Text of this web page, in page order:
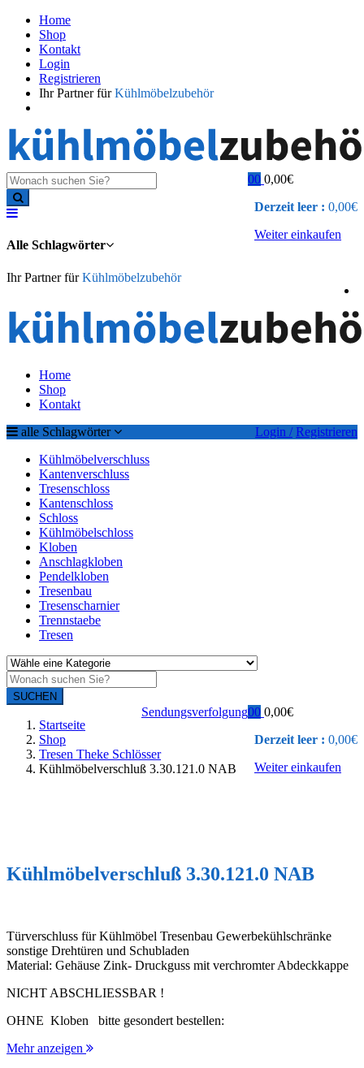
Home
Shop
Kontakt
Login
Registrieren
Ihr Partner fürKühlmöbelzubehör
0 0,00€
Derzeit leer : 0,00€
Weiter einkaufen
0
Alle Schlagwörter
Ihr Partner fürKühlmöbelzubehör
Home
Shop
Kontakt
Login / Registrieren
alle Schlagwörter
Kühlmöbelverschluss
Kantenverschluss
Tresenschloss
Kantenschloss
Schloss
Kühlmöbelschloss
Kloben
Anschlagkloben
Pendelkloben
Tresenbau
Tresenscharnier
Trennstaebe
Tresen
SUCHEN
0 0,00€
Derzeit leer : 0,00€
Weiter einkaufen
0
Sendungsverfolgung
Startseite
Shop
Tresen Theke Schlösser
Kühlmöbelverschluß 3.30.121.0 NAB
Kühlmöbelverschluß 3.30.121.0 NAB
Türverschluss für Kühlmöbel Tresenbau Gewerbekühlschränke
sonstige Drehtüren und Schubladen
Material: Gehäuse Zink- Druckguss mit verchromter Abdeckkappe
NICHT ABSCHLIESSBAR !
OHNE Kloben bitte gesondert bestellen:
Mehr anzeigen